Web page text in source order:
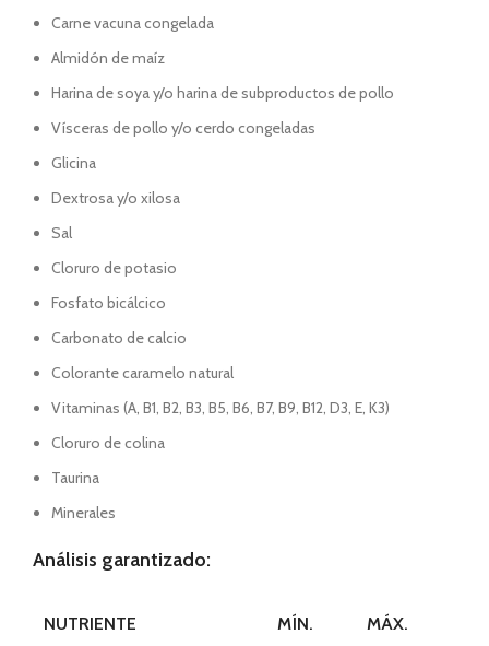
Carne vacuna congelada
Almidón de maíz
Harina de soya y/o harina de subproductos de pollo
Vísceras de pollo y/o cerdo congeladas
Glicina
Dextrosa y/o xilosa
Sal
Cloruro de potasio
Fosfato bicálcico
Carbonato de calcio
Colorante caramelo natural
Vitaminas (A, B1, B2, B3, B5, B6, B7, B9, B12, D3, E, K3)
Cloruro de colina
Taurina
Minerales
Análisis garantizado:
NUTRIENTE MÍN. MÁX.